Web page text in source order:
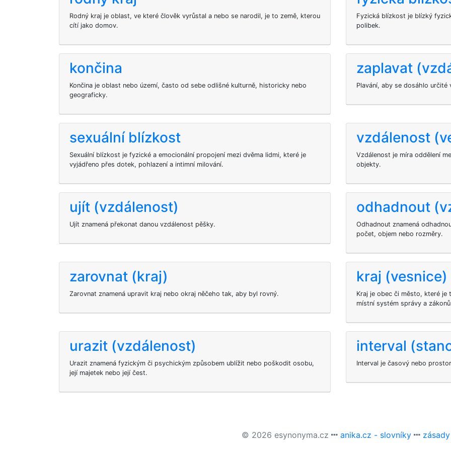
Rodný kraj je oblast, ve které člověk vyrůstal a nebo se narodil, je to země, kterou
cítí jako domov.
Fyzická blízkost je blízký
polibek.
končina
Končina je oblast nebo území, často od sebe odlišné kulturně, historicky nebo
geograficky.
zaplavat
Plavání, aby se dosáhlo určité
sexuální blízkost
Sexuální blízkost je fyzické a emocionální propojení mezi dvěma lidmi, které je
vyjádřeno přes dotek, pohlazení a intimní milování.
vzdálenost
Vzdálenost je míra oddělení
objekty.
ujít (vzdálenost)
Ujít znamená překonat danou vzdálenost pěšky.
odhadnout
Odhadnout znamená
počet, objem nebo rozměry.
zarovnat (kraj)
Zarovnat znamená upravit kraj nebo okraj něčeho tak, aby byl rovný.
kraj (vesnice)
Kraj je obec či město, které je
místní systém správy a
urazit (vzdálenost)
Urazit znamená fyzickým či psychickým způsobem ublížit nebo poškodit osobu,
její majetek nebo její čest.
interval
Interval je časový nebo
© 2026 esynonyma.cz anika.cz - slovníky